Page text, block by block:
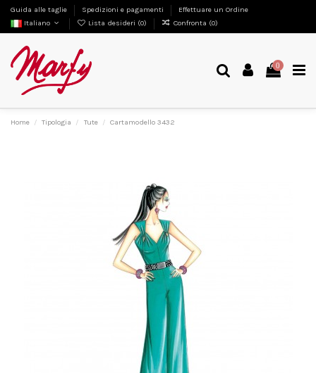
Guida alle taglie Spedizioni e pagamenti
Effettuare un Ordine
Italiano
Lista desideri (0) Confronta (0)
0
Home Tipologia Tute Cartamodello 3432